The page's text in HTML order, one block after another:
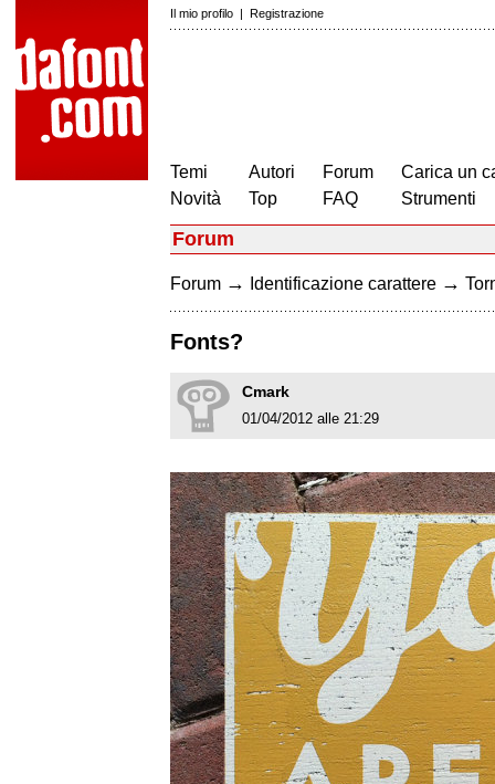
Il mio profilo | Registrazione
Temi
Novità
Autori
Top
Forum
FAQ
Carica un
Strumenti
Forum
Forum → Identificazione carattere →
Fonts?
Cmark
01/04/2012 alle 21:29